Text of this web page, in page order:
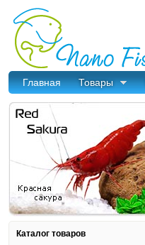
Главная Товары
Каталог товаров